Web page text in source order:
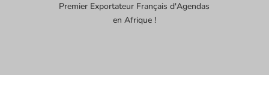
Premier Exportateur Français d'Agendas
en Afrique !